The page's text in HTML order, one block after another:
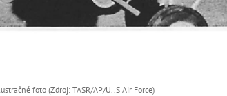
foto (Zdroj: TASR/AP/U..S Air Force)